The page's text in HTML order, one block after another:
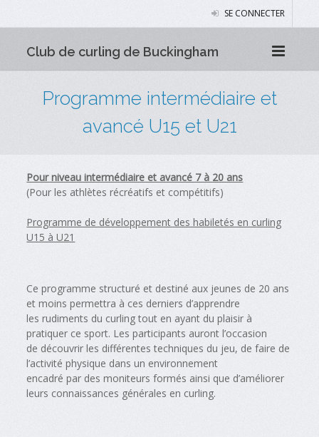
SE CONNECTER
Club de curling de Buckingham
Programme intermédiaire et
avancé U15 et U21
Pour niveau intermédiaire et avancé 7 à 20 ans
(Pour les athlètes récréatifs et compétitifs)
Programme de développement des habiletés en curling
U15 à U21
Ce programme structuré et destiné aux jeunes de 20 ans
et moins permettra à ces derniers d’apprendre
les rudiments du curling tout en ayant du plaisir à
pratiquer ce sport. Les participants auront l’occasion
de découvrir les différentes techniques du jeu, de faire de
l’activité physique dans un environnement
encadré par des moniteurs formés ainsi que d’améliorer
leurs connaissances générales en curling.